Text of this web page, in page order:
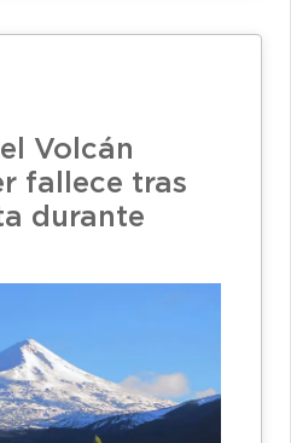
Volcán
fallece tras
durante